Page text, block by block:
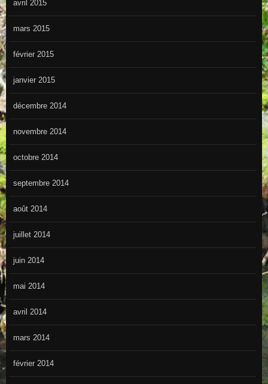
avril 2015
mars 2015
février 2015
janvier 2015
décembre 2014
novembre 2014
octobre 2014
septembre 2014
août 2014
juillet 2014
juin 2014
mai 2014
avril 2014
mars 2014
février 2014